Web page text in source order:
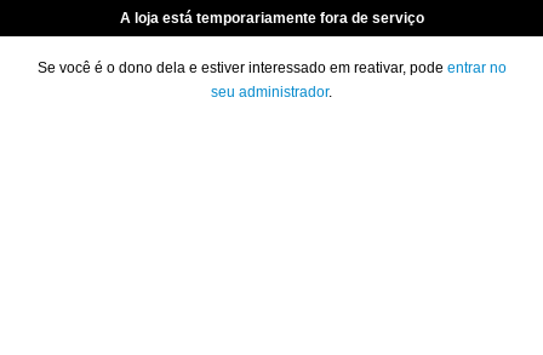
A loja está temporariamente fora de serviço
Se você é o dono dela e estiver interessado em reativar, pode entrar no
seu administrador.